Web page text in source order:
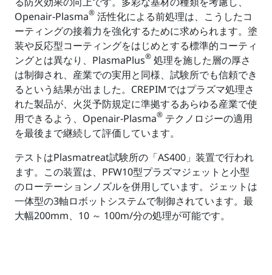
Openair-Plasma® 活性化による前処理は、こうしたコ
ーティングの接着力を強化するために求められます。塗
装や反応型コーティングをはじめとする標準的コーティ
ングとは異なり、PlasmaPlus® 処理を施した層の厚さ
は制御され、産業での実用と同様、試験所でも信頼でき
るという結果が出ました。CREPIMではプラズマ処理さ
れた製品が、火災予防規定に準拠するあらゆる産業で使
用できるよう、Openair-Plasma® テクノロジーの適用
を最後まで継続して評価しています。
テストはPlasmatreat試験所の「AS400」装置で行われ
ます。この装置は、PFW10型プラズマジェットと小型
のローテーションノズルを併用しています。ジェットは
一体型の3軸ロボットシステムで制御されています。最
大幅200mm、10 ～ 100m/分の処理が可能です。